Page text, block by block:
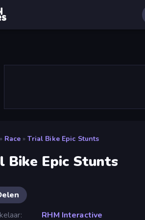
» Race » Trial Bike Epic Stunts
Bike Epic Stunts
RHM Interactive